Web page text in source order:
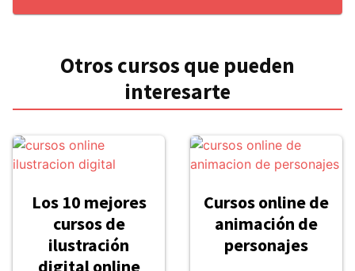
Otros cursos que pueden
interesarte
Los 10 mejores
cursos de
ilustración
digital online
Cursos online de
animación de
personajes